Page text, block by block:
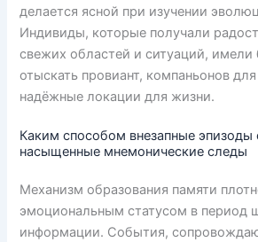
делается ясной при изучении
Индивиды, которые получали
свежих областей и ситуаций,
отыскать провиант, компаньонов
надёжные локации для жизни.
Каким способом внезапные
насыщенные мнемонические следы
Механизм образования памяти
эмоциональным статусом в период
информации. События,